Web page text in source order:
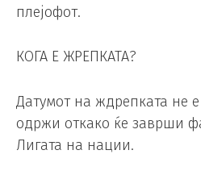
плејофот.
КОГА Е ЖРЕПКАТА?
Датумот на ждрепката не е
одржи откако ќе заврши
Лигата на нации.